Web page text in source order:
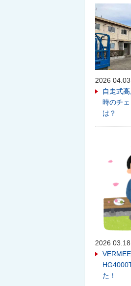
2026 04.03
自走式
時のチ
は？
2026 03.18
た！